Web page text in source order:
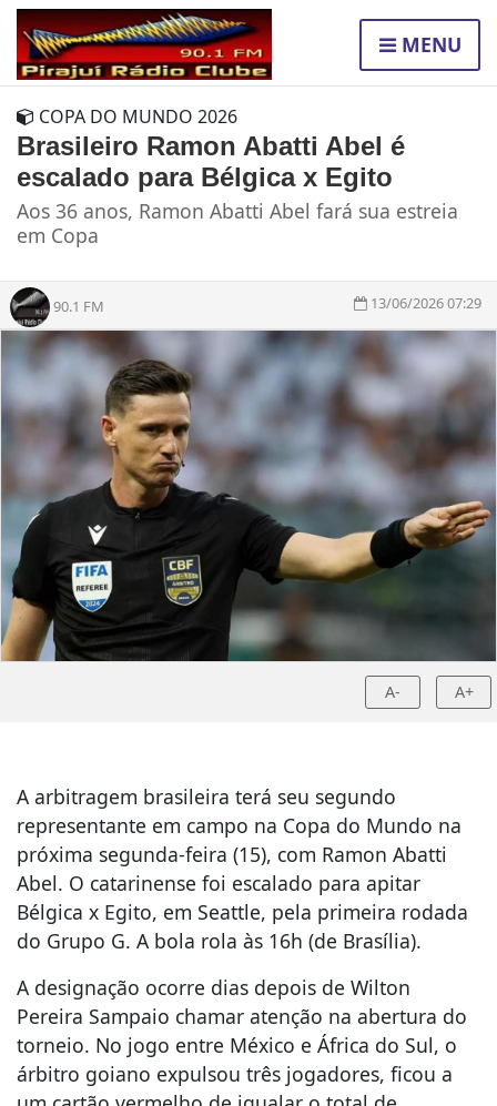
MENU
COPA DO MUNDO 2026
Brasileiro Ramon Abatti Abel é
escalado para Bélgica x Egito
Aos 36 anos, Ramon Abatti Abel fará sua estreia
em Copa
90.1 FM 13/06/2026 07:29
A- A+
A arbitragem brasileira terá seu segundo
representante em campo na Copa do Mundo na
próxima segunda-feira (15), com Ramon Abatti
Abel. O catarinense foi escalado para apitar
Bélgica x Egito, em Seattle, pela primeira rodada
do Grupo G. A bola rola às 16h (de Brasília).
A designação ocorre dias depois de Wilton
Pereira Sampaio chamar atenção na abertura do
torneio. No jogo entre México e África do Sul, o
árbitro goiano expulsou três jogadores, ficou a